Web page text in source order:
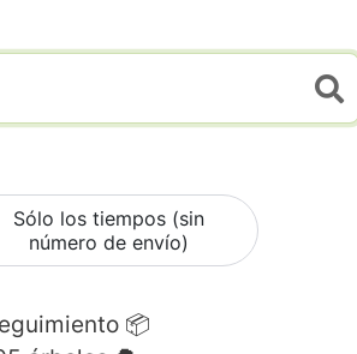
Sólo los tiempos (sin
número de envío)
📦